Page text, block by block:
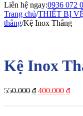
Liên hệ ngay:0936 072
Trang chủ/THIẾT BỊ
thẳng/Kệ Inox Thẳng
Kệ Inox
550.000₫ Giá
400.000 ₫Giá